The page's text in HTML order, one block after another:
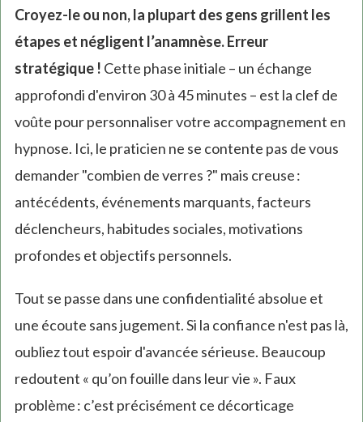
Croyez-le ou non, la plupart des gens grillent les
étapes et négligent l’anamnèse. Erreur
stratégique ! Cette phase initiale – un échange
approfondi d'environ 30 à 45 minutes – est la clef de
voûte pour personnaliser votre accompagnement en
hypnose. Ici, le praticien ne se contente pas de vous
demander "combien de verres ?" mais creuse :
antécédents, événements marquants, facteurs
déclencheurs, habitudes sociales, motivations
profondes et objectifs personnels.
Tout se passe dans une confidentialité absolue et
une écoute sans jugement. Si la confiance n'est pas là,
oubliez tout espoir d'avancée sérieuse. Beaucoup
redoutent « qu’on fouille dans leur vie ». Faux
problème : c’est précisément ce décorticage